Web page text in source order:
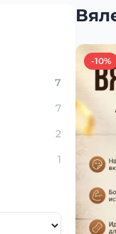
7
7
2
1
-10%